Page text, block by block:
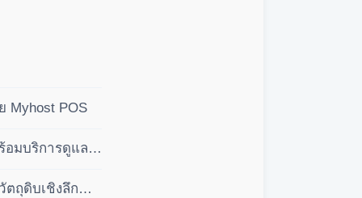
Myhost POS
อมบริการดูแล
ตถุดิบเชิงลึก